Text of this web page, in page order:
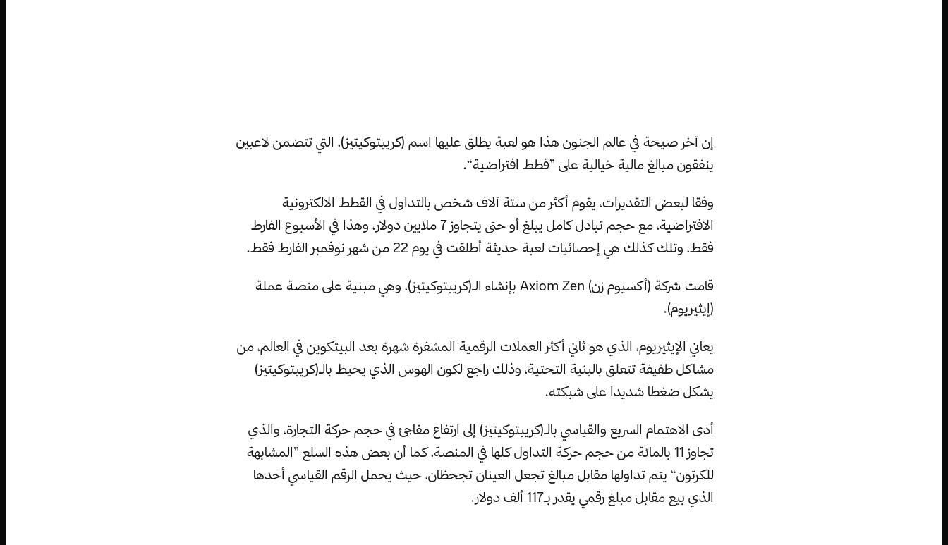
إن آخر صيحة في عالم الجنون هذا هو لعبة يطلق عليها اسم (كريبتوكيتيز)، التي تتضمن لاعبين
ينفقون مبالغ مالية خيالية على ”قطط افتراضية“.
وفقا لبعض التقديرات، يقوم أكثر من ستة آلاف شخص بالتداول في القطط الالكترونية
الافتراضية، مع حجم تبادل كامل يبلغ أو حتى يتجاوز 7 ملايين دولار، وهذا في الأسبوع الفارط
فقط، وتلك كذلك هي إحصائيات لعبة حديثة أطلقت في يوم 22 من شهر نوفمبر الفارط فقط.
قامت شركة (أكسيوم زن) Axiom Zen بإنشاء الـ(كريبتوكيتيز)، وهي مبنية على منصة عملة
(إيثيريوم).
يعاني الإيثيريوم، الذي هو ثاني أكثر العملات الرقمية المشفرة شهرة بعد البيتكوين في العالم، من
مشاكل طفيفة تتعلق بالبنية التحتية، وذلك راجع لكون الهوس الذي يحيط بالـ(كريبتوكيتيز)
يشكل ضغطا شديدا على شبكته.
أدى الاهتمام السريع والقياسي بالـ(كريبتوكيتيز) إلى ارتفاع مفاجئ في حجم حركة التجارة، والذي
تجاوز 11 بالمائة من حجم حركة التداول كلها في المنصة، كما أن بعض هذه السلع ”المشابهة
للكرتون“ يتم تداولها مقابل مبالغ تجعل العينان تجحظان، حيث يحمل الرقم القياسي أحدها
الذي بيع مقابل مبلغ رقمي يقدر بـ117 ألف دولار.